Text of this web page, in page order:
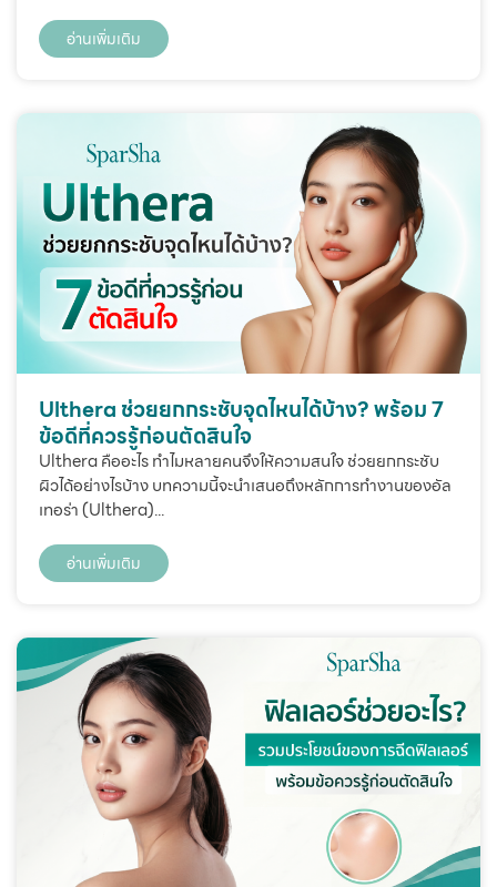
อ่านเพิ่มเติม
Ulthera ช่วยยกกระชับจุดไหนได้บ้าง? พร้อม 7
ข้อดีที่ควรรู้ก่อนตัดสินใจ
Ulthera คืออะไร ทำไมหลายคนจึงให้ความสนใจ ช่วยยกกระชับ
ผิวได้อย่างไรบ้าง บทความนี้จะนำเสนอถึงหลักการทำงานของอัล
เทอร่า (Ulthera)...
อ่านเพิ่มเติม